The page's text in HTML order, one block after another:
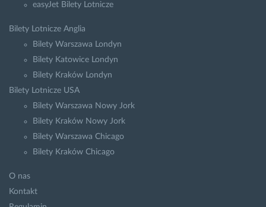
easyJet Bilety Lotnicze
Bilety Lotnicze Anglia
Bilety Warszawa Londyn
Bilety Katowice Londyn
Bilety Kraków Londyn
Bilety Lotnicze USA
Bilety Warszawa Nowy Jork
Bilety Kraków Nowy Jork
Bilety Warszawa Chicago
Bilety Kraków Chicago
O nas
Kontakt